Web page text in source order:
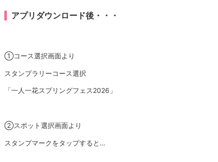
アプリダウンロード後・・・
①コース選択画面より
スタンプラリーコース選択
「一人一花スプリングフェス2026」
②スポット選択画面より
スタンプマークをタップすると…